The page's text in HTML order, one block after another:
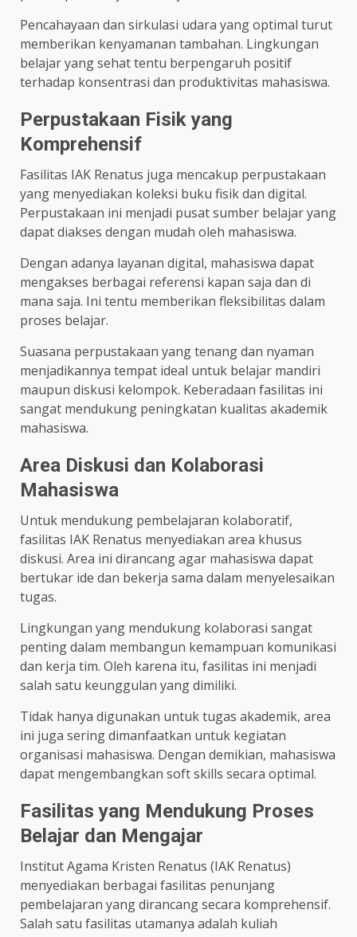
Pencahayaan dan sirkulasi udara yang optimal turut
memberikan kenyamanan tambahan. Lingkungan
belajar yang sehat tentu berpengaruh positif
terhadap konsentrasi dan produktivitas mahasiswa.
Perpustakaan Fisik yang
Komprehensif
Fasilitas IAK Renatus juga mencakup perpustakaan
yang menyediakan koleksi buku fisik dan digital.
Perpustakaan ini menjadi pusat sumber belajar yang
dapat diakses dengan mudah oleh mahasiswa.
Dengan adanya layanan digital, mahasiswa dapat
mengakses berbagai referensi kapan saja dan di
mana saja. Ini tentu memberikan fleksibilitas dalam
proses belajar.
Suasana perpustakaan yang tenang dan nyaman
menjadikannya tempat ideal untuk belajar mandiri
maupun diskusi kelompok. Keberadaan fasilitas ini
sangat mendukung peningkatan kualitas akademik
mahasiswa.
Area Diskusi dan Kolaborasi
Mahasiswa
Untuk mendukung pembelajaran kolaboratif,
fasilitas IAK Renatus menyediakan area khusus
diskusi. Area ini dirancang agar mahasiswa dapat
bertukar ide dan bekerja sama dalam menyelesaikan
tugas.
Lingkungan yang mendukung kolaborasi sangat
penting dalam membangun kemampuan komunikasi
dan kerja tim. Oleh karena itu, fasilitas ini menjadi
salah satu keunggulan yang dimiliki.
Tidak hanya digunakan untuk tugas akademik, area
ini juga sering dimanfaatkan untuk kegiatan
organisasi mahasiswa. Dengan demikian, mahasiswa
dapat mengembangkan soft skills secara optimal.
Fasilitas yang Mendukung Proses
Belajar dan Mengajar
Institut Agama Kristen Renatus (IAK Renatus)
menyediakan berbagai fasilitas penunjang
pembelajaran yang dirancang secara komprehensif.
Salah satu fasilitas utamanya adalah kuliah